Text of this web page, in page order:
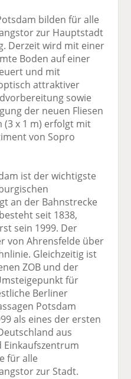
bilden für alle
zur Hauptstadt
Derzeit wird mit einer
Boden auf einer
und mit
attraktiver
sowie
der neuen Fliesen
(3 x 1 m) erfolgt mit
von Sopro
ist der wichtigste
an der Bahnstrecke
seit 1838,
sein 1999. Der
von Ahrensfelde über
Gleichzeitig ist
ZOB und der
für
Berliner
Potsdam
als eines der ersten
aus
für alle
zur Stadt.